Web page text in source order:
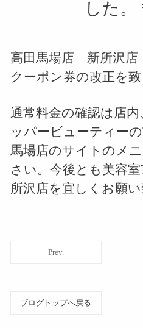
した。
高田馬場店 新所沢
クーポン券の改正を致
通常料金の確認は店
ッパービューティー
馬場店のサイトのメ
さい。今後とも美容
所沢店を宜しくお願い
Prev.
ブログトップへ戻る